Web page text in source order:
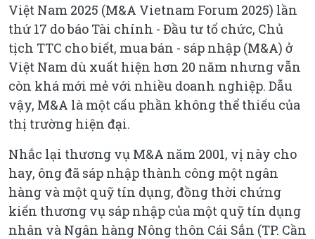
Việt Nam 2025 (M&A Vietnam Forum 2025) lần
thứ 17 do báo Tài chính - Đầu tư tổ chức, Chủ
tịch TTC cho biết, mua bán - sáp nhập (M&A) ở
Việt Nam dù xuất hiện hơn 20 năm nhưng vẫn
còn khá mới mẻ với nhiều doanh nghiệp. Dẫu
vậy, M&A là một cấu phần không thể thiếu của
thị trường hiện đại.
Nhắc lại thương vụ M&A năm 2001, vị này cho
hay, ông đã sáp nhập thành công một ngân
hàng và một quỹ tín dụng, đồng thời chứng
kiến thương vụ sáp nhập của một quỹ tín dụng
nhân và Ngân hàng Nông thôn Cái Sắn (TP. Cần